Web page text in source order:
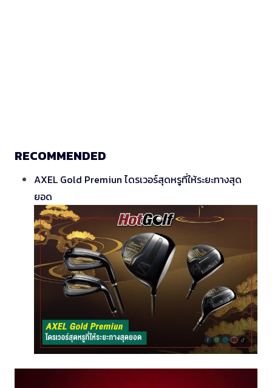
RECOMMENDED
AXEL Gold Premiun ไดรเวอร์สุดหรูที่ให้ระยะทางสุด
ยอด